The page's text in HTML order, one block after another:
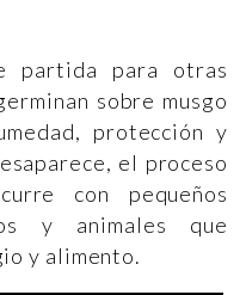
partida para otras
sobre musgo
protección y
el proceso
con pequeños
y animales que
y alimento.